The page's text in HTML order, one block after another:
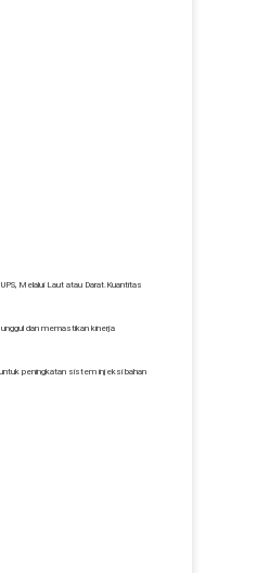
Melalui Laut atau Darat.Kuantitas
dan memastikan kinerja
untuk peningkatan sistem injeksi bahan